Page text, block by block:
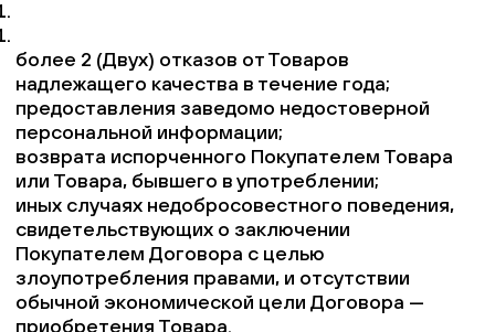
более 2 (Двух) отказов от Товаров
надлежащего качества в течение года;
предоставления заведомо недостоверной
персональной информации;
возврата испорченного Покупателем Товара
или Товара, бывшего в употреблении;
иных случаях недобросовестного поведения,
свидетельствующих о заключении
Покупателем Договора с целью
злоупотребления правами, и отсутствии
обычной экономической цели Договора —
приобретения Товара.